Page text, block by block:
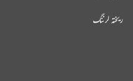
ریختہ لرننگ